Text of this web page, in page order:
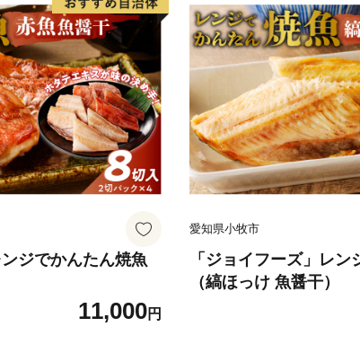
1. オンラインで申請する（推奨・最短1分）
スマートフォンアプリ「IAM（アイアム）」を利
バーカードをかざすだけで、紙の提出や切手不要で
了します。
2. ご自身でダウンロードして郵送する
「ふるまど」等のサイトより申請書をダウンロー
付書類を同封の上、自治体へ郵送してください。
※ご自宅にプリンター等の印刷環境がなく、紙の
第、記載されている案内窓口までお申し付けくださ
ジでかんたん焼魚
11,000円
愛知県小牧市
「ジョイフーズ」レ
（縞ほっけ 魚醤干）